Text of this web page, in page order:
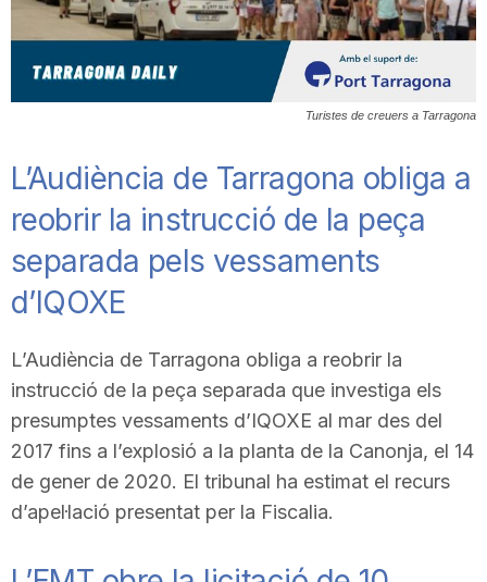
a
g
o
a
Turistes de creuers a Tarragona
L’Audiència de Tarragona obliga a
reobrir la instrucció de la peça
separada pels vessaments
d’IQOXE
L’Audiència de Tarragona obliga a reobrir la
instrucció de la peça separada que investiga els
presumptes vessaments d’IQOXE al mar des del
2017 fins a l’explosió a la planta de la Canonja, el 14
de gener de 2020. El tribunal ha estimat el recurs
d’apel·lació presentat per la Fiscalia.